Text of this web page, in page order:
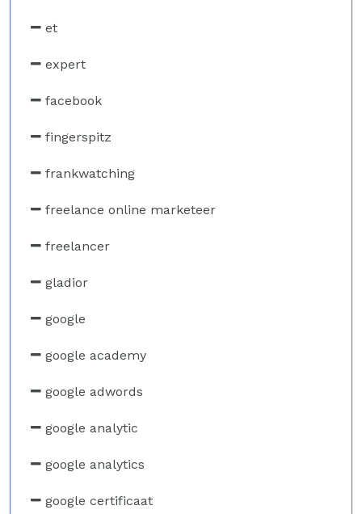
et
expert
facebook
fingerspitz
frankwatching
freelance online marketeer
freelancer
gladior
google
google academy
google adwords
google analytic
google analytics
google certificaat